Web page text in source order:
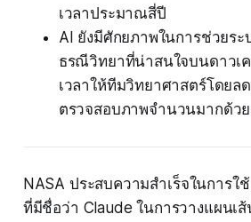
เวลาประมาณสี่ปี
AI ยังมีศักยภาพในการช่วยร
ธรณีวิทยาที่น่าสนใจบนดาวเ
เวลาให้ทีมวิทยาศาสตร์โดยล
ตรวจสอบภาพจำนวนมากด้วย
NASA ประสบความสำเร็จในการใ
ที่มีชื่อว่า Claude ในการวางแผนเ